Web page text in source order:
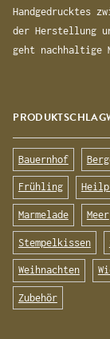
Handgedrucktes
der Herstellung
geht nachhaltige
Bauernhof
Frühling
Marmelade Meer
Stempelkissen
Weihnachten
Zubehör